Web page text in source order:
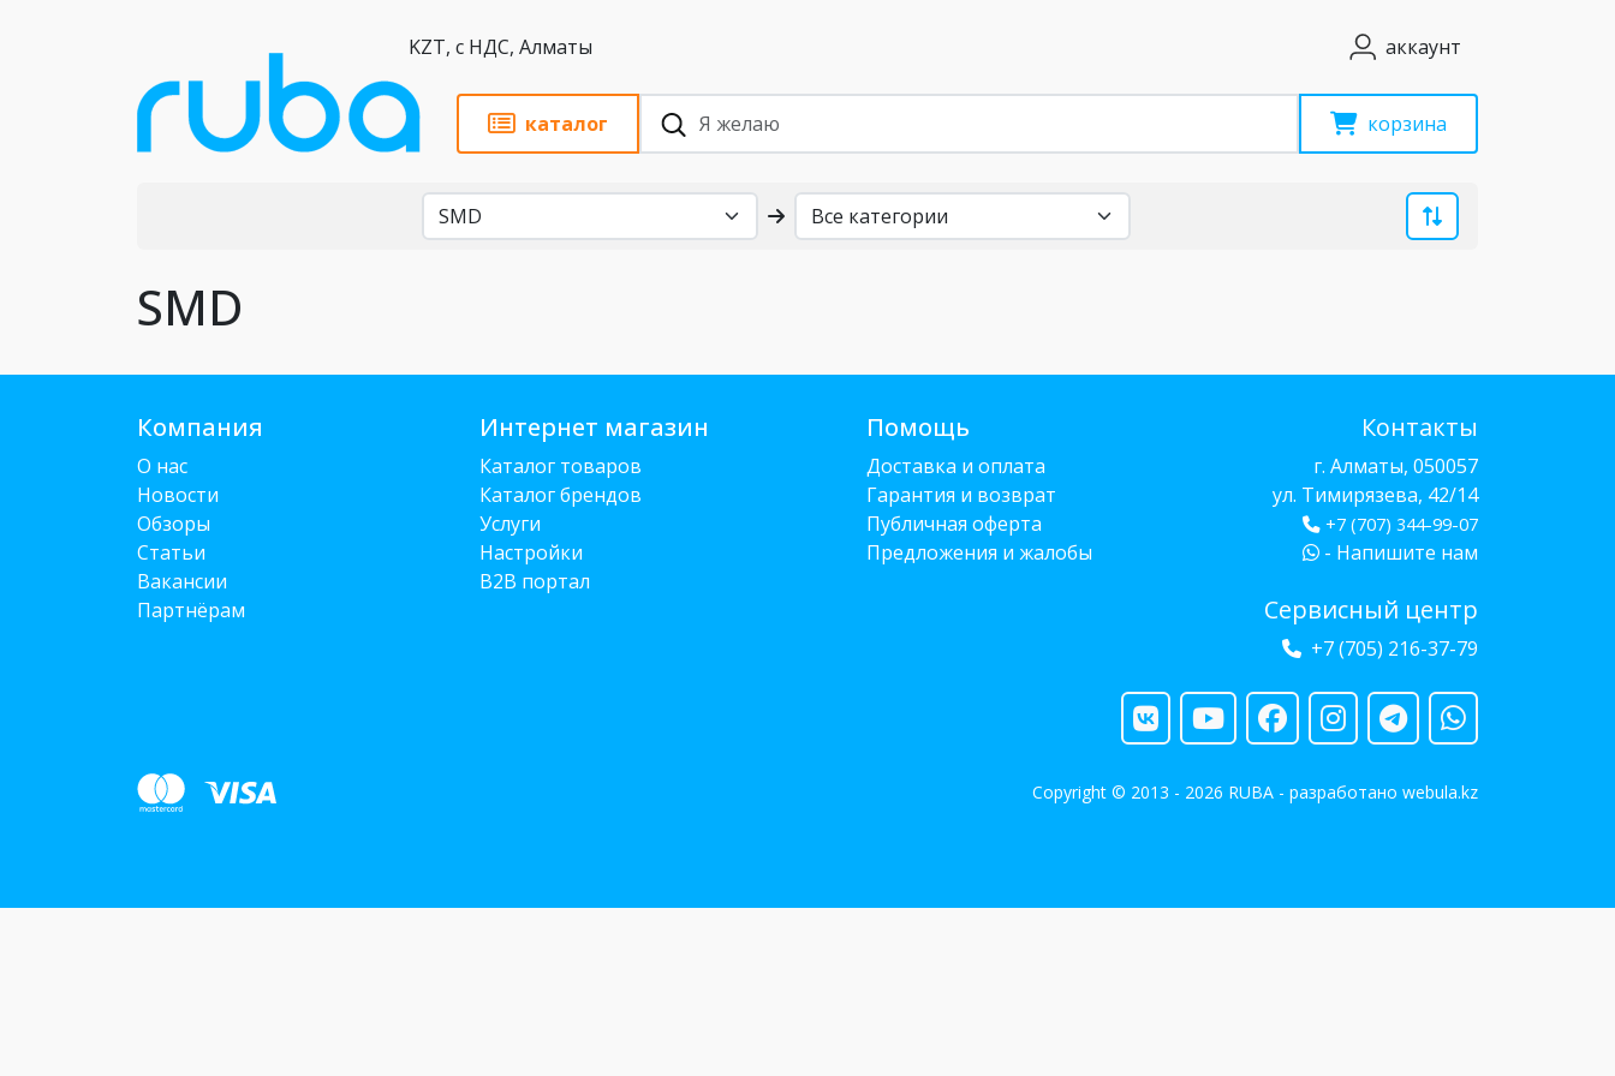
KZT, с НДС, Алматы аккаунт
каталог корзина
SMD
Компания
О нас
Новости
Обзоры
Статьи
Вакансии
Партнёрам
Интернет магазин
Каталог товаров
Каталог брендов
Услуги
Настройки
B2B портал
Помощь
Доставка и оплата
Гарантия и возврат
Публичная оферта
Предложения и жалобы
Контакты
г. Алматы, 050057
ул. Тимирязева, 42/14
+7 (707) 344-99-07
- Напишите нам
Сервисный центр
+7 (705) 216-37-79
Copyright © 2013 - 2026 RUBA - разработано webula.kz